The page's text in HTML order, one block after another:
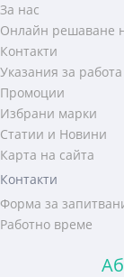
За нас
Онлайн решаване
Контакти
Указания за работа
Промоции
Избрани марки
Статии и Новини
Карта на сайта
Контакти
Форма за
Работно време